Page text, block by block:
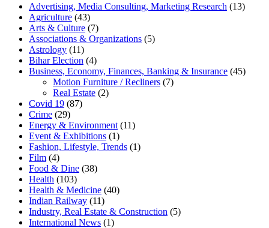
Advertising, Media Consulting, Marketing Research (13)
Agriculture (43)
Arts & Culture (7)
Associations & Organizations (5)
Astrology (11)
Bihar Election (4)
Business, Economy, Finances, Banking & Insurance (45)
Motion Furniture / Recliners (7)
Real Estate (2)
Covid 19 (87)
Crime (29)
Energy & Environment (11)
Event & Exhibitions (1)
Fashion, Lifestyle, Trends (1)
Film (4)
Food & Dine (38)
Health (103)
Health & Medicine (40)
Indian Railway (11)
Industry, Real Estate & Construction (5)
International News (1)